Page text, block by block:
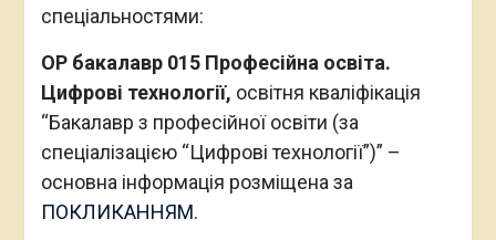
спеціальностями:
ОР бакалавр 015 Професійна освіта.
Цифрові технології, освітня кваліфікація
“Бакалавр з професійної освіти (за
спеціалізацією “Цифрові технології”)” –
основна інформація розміщена за
ПОКЛИКАННЯМ.